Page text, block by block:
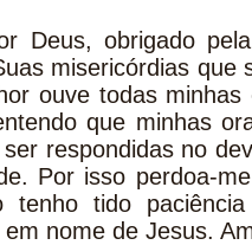
Deus, obrigado
misericórdias que
ouve todas
que minhas
respondidas no
Por isso perdoa-
tenho tido
nome de Jesus.